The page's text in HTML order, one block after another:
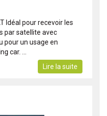
Idéal pour recevoir les
par satellite avec
pour un usage en
car. ...
Lire la suite